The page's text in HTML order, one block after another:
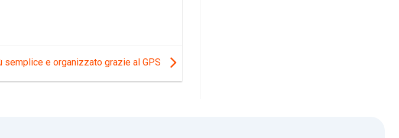
semplice e organizzato grazie al GPS